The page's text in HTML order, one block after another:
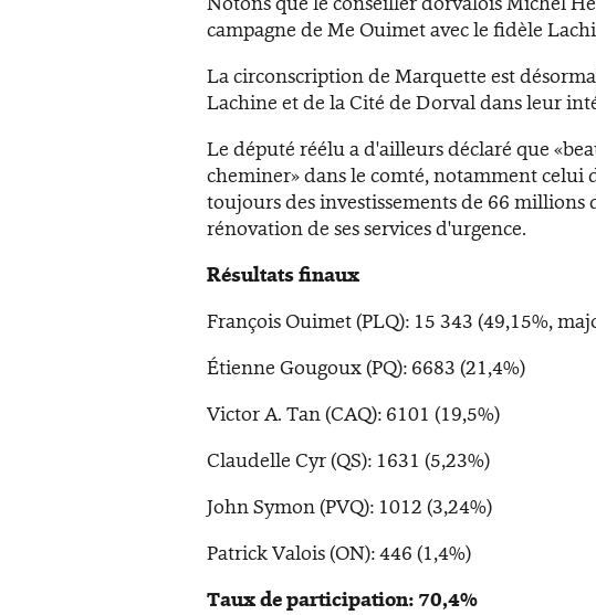
campagne de Me Ouimet avec le fidèle
La circonscription de Marquette est
Lachine et de la Cité de Dorval dans leur
Le député réélu a d'ailleurs déclaré que
cheminer» dans le comté, notamment
toujours des investissements de 66
rénovation de ses services d'urgence.
Résultats finaux
François Ouimet (PLQ): 15 343 (49,15%,
Étienne Gougoux (PQ): 6683 (21,4%)
Victor A. Tan (CAQ): 6101 (19,5%)
Claudelle Cyr (QS): 1631 (5,23%)
John Symon (PVQ): 1012 (3,24%)
Patrick Valois (ON): 446 (1,4%)
Taux de participation: 70,4%